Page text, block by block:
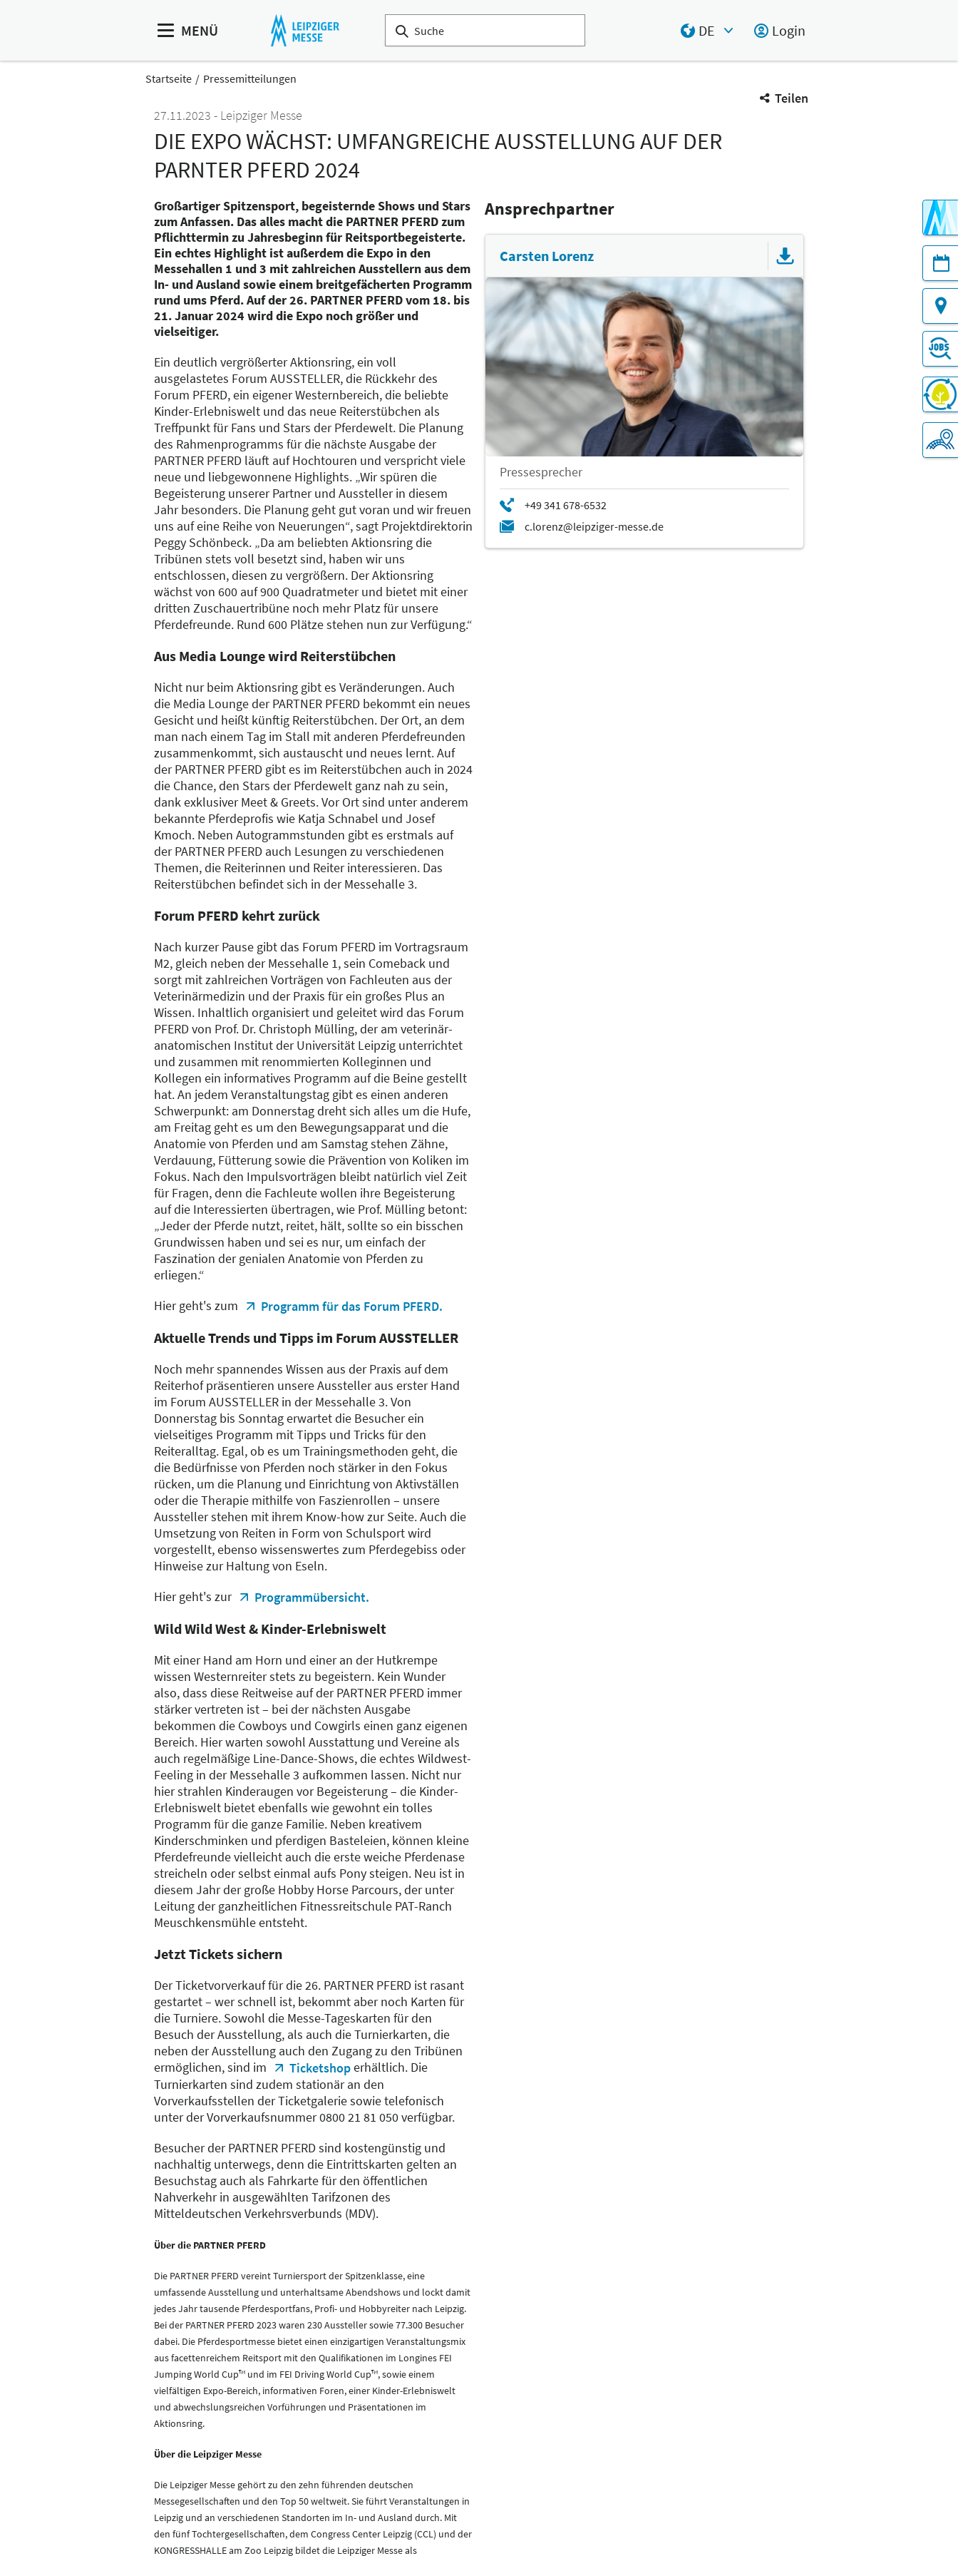
MENÜ
DE
Login
Startseite Pressemitteilungen
Teilen
27.11.2023
Leipziger Messe
DIE EXPO WÄCHST: UMFANGREICHE AUSSTELLUNG AUF DER
PARNTER PFERD 2024
Großartiger Spitzensport, begeisternde Shows und Stars
zum Anfassen. Das alles macht die PARTNER PFERD zum
Pflichttermin zu Jahresbeginn für Reitsportbegeisterte.
Ein echtes Highlight ist außerdem die Expo in den
Messehallen 1 und 3 mit zahlreichen Ausstellern aus dem
In- und Ausland sowie einem breitgefächerten Programm
rund ums Pferd. Auf der 26. PARTNER PFERD vom 18. bis
21. Januar 2024 wird die Expo noch größer und
vielseitiger.
Ein deutlich vergrößerter Aktionsring, ein voll
ausgelastetes Forum AUSSTELLER, die Rückkehr des
Forum PFERD, ein eigener Westernbereich, die beliebte
Kinder-Erlebniswelt und das neue Reiterstübchen als
Treffpunkt für Fans und Stars der Pferdewelt. Die Planung
des Rahmenprogramms für die nächste Ausgabe der
PARTNER PFERD läuft auf Hochtouren und verspricht viele
neue und liebgewonnene Highlights. „Wir spüren die
Begeisterung unserer Partner und Aussteller in diesem
Jahr besonders. Die Planung geht gut voran und wir freuen
uns auf eine Reihe von Neuerungen“, sagt Projektdirektorin
Peggy Schönbeck. „Da am beliebten Aktionsring die
Tribünen stets voll besetzt sind, haben wir uns
entschlossen, diesen zu vergrößern. Der Aktionsring
wächst von 600 auf 900 Quadratmeter und bietet mit einer
dritten Zuschauertribüne noch mehr Platz für unsere
Pferdefreunde. Rund 600 Plätze stehen nun zur Verfügung.“
Aus Media Lounge wird Reiterstübchen
Nicht nur beim Aktionsring gibt es Veränderungen. Auch
die Media Lounge der PARTNER PFERD bekommt ein neues
Gesicht und heißt künftig Reiterstübchen. Der Ort, an dem
man nach einem Tag im Stall mit anderen Pferdefreunden
zusammenkommt, sich austauscht und neues lernt. Auf
der PARTNER PFERD gibt es im Reiterstübchen auch in 2024
die Chance, den Stars der Pferdewelt ganz nah zu sein,
dank exklusiver Meet & Greets. Vor Ort sind unter anderem
bekannte Pferdeprofis wie Katja Schnabel und Josef
Kmoch. Neben Autogrammstunden gibt es erstmals auf
der PARTNER PFERD auch Lesungen zu verschiedenen
Themen, die Reiterinnen und Reiter interessieren. Das
Reiterstübchen befindet sich in der Messehalle 3.
Forum PFERD kehrt zurück
Nach kurzer Pause gibt das Forum PFERD im Vortragsraum
M2, gleich neben der Messehalle 1, sein Comeback und
sorgt mit zahlreichen Vorträgen von Fachleuten aus der
Veterinärmedizin und der Praxis für ein großes Plus an
Wissen. Inhaltlich organisiert und geleitet wird das Forum
PFERD von Prof. Dr. Christoph Mülling, der am veterinär-
anatomischen Institut der Universität Leipzig unterrichtet
und zusammen mit renommierten Kolleginnen und
Kollegen ein informatives Programm auf die Beine gestellt
hat. An jedem Veranstaltungstag gibt es einen anderen
Schwerpunkt: am Donnerstag dreht sich alles um die Hufe,
am Freitag geht es um den Bewegungsapparat und die
Anatomie von Pferden und am Samstag stehen Zähne,
Verdauung, Fütterung sowie die Prävention von Koliken im
Fokus. Nach den Impulsvorträgen bleibt natürlich viel Zeit
für Fragen, denn die Fachleute wollen ihre Begeisterung
auf die Interessierten übertragen, wie Prof. Mülling betont:
„Jeder der Pferde nutzt, reitet, hält, sollte so ein bisschen
Grundwissen haben und sei es nur, um einfach der
Faszination der genialen Anatomie von Pferden zu
erliegen.“
Hier geht's zum
Programm für das Forum PFERD.
Aktuelle Trends und Tipps im Forum AUSSTELLER
Noch mehr spannendes Wissen aus der Praxis auf dem
Reiterhof präsentieren unsere Aussteller aus erster Hand
im Forum AUSSTELLER in der Messehalle 3. Von
Donnerstag bis Sonntag erwartet die Besucher ein
vielseitiges Programm mit Tipps und Tricks für den
Reiteralltag. Egal, ob es um Trainingsmethoden geht, die
die Bedürfnisse von Pferden noch stärker in den Fokus
rücken, um die Planung und Einrichtung von Aktivställen
oder die Therapie mithilfe von Faszienrollen – unsere
Aussteller stehen mit ihrem Know-how zur Seite. Auch die
Umsetzung von Reiten in Form von Schulsport wird
vorgestellt, ebenso wissenswertes zum Pferdegebiss oder
Hinweise zur Haltung von Eseln.
Hier geht's zur
Programmübersicht.
Wild Wild West & Kinder-Erlebniswelt
Mit einer Hand am Horn und einer an der Hutkrempe
wissen Westernreiter stets zu begeistern. Kein Wunder
also, dass diese Reitweise auf der PARTNER PFERD immer
stärker vertreten ist – bei der nächsten Ausgabe
bekommen die Cowboys und Cowgirls einen ganz eigenen
Bereich. Hier warten sowohl Ausstattung und Vereine als
auch regelmäßige Line-Dance-Shows, die echtes Wildwest-
Feeling in der Messehalle 3 aufkommen lassen. Nicht nur
hier strahlen Kinderaugen vor Begeisterung – die Kinder-
Erlebniswelt bietet ebenfalls wie gewohnt ein tolles
Programm für die ganze Familie. Neben kreativem
Kinderschminken und pferdigen Basteleien, können kleine
Pferdefreunde vielleicht auch die erste weiche Pferdenase
streicheln oder selbst einmal aufs Pony steigen. Neu ist in
diesem Jahr der große Hobby Horse Parcours, der unter
Leitung der ganzheitlichen Fitnessreitschule PAT-Ranch
Meuschkensmühle entsteht.
Jetzt Tickets sichern
Der Ticketvorverkauf für die 26. PARTNER PFERD ist rasant
gestartet – wer schnell ist, bekommt aber noch Karten für
die Turniere. Sowohl die Messe-Tageskarten für den
Besuch der Ausstellung, als auch die Turnierkarten, die
neben der Ausstellung auch den Zugang zu den Tribünen
ermöglichen, sind im
Ticketshoperhältlich. Die
Turnierkarten sind zudem stationär an den
Vorverkaufsstellen der Ticketgalerie sowie telefonisch
unter der Vorverkaufsnummer 0800 21 81 050 verfügbar.
Besucher der PARTNER PFERD sind kostengünstig und
nachhaltig unterwegs, denn die Eintrittskarten gelten an
Besuchstag auch als Fahrkarte für den öffentlichen
Nahverkehr in ausgewählten Tarifzonen des
Mitteldeutschen Verkehrsverbunds (MDV).
Über die PARTNER PFERD
Die PARTNER PFERD vereint Turniersport der Spitzenklasse, eine
umfassende Ausstellung und unterhaltsame Abendshows und lockt damit
jedes Jahr tausende Pferdesportfans, Profi- und Hobbyreiter nach Leipzig.
Bei der PARTNER PFERD 2023 waren 230 Aussteller sowie 77.300 Besucher
dabei. Die Pferdesportmesse bietet einen einzigartigen Veranstaltungsmix
aus facettenreichem Reitsport mit den Qualifikationen im Longines FEI
Jumping World Cup™ und im FEI Driving World Cup™, sowie einem
vielfältigen Expo-Bereich, informativen Foren, einer Kinder-Erlebniswelt
und abwechslungsreichen Vorführungen und Präsentationen im
Aktionsring.
Über die Leipziger Messe
Die Leipziger Messe gehört zu den zehn führenden deutschen
Messegesellschaften und den Top 50 weltweit. Sie führt Veranstaltungen in
Leipzig und an verschiedenen Standorten im In- und Ausland durch. Mit
den fünf Tochtergesellschaften, dem Congress Center Leipzig (CCL) und der
KONGRESSHALLE am Zoo Leipzig bildet die Leipziger Messe als
Ansprechpartner
Carsten Lorenz
Pressesprecher